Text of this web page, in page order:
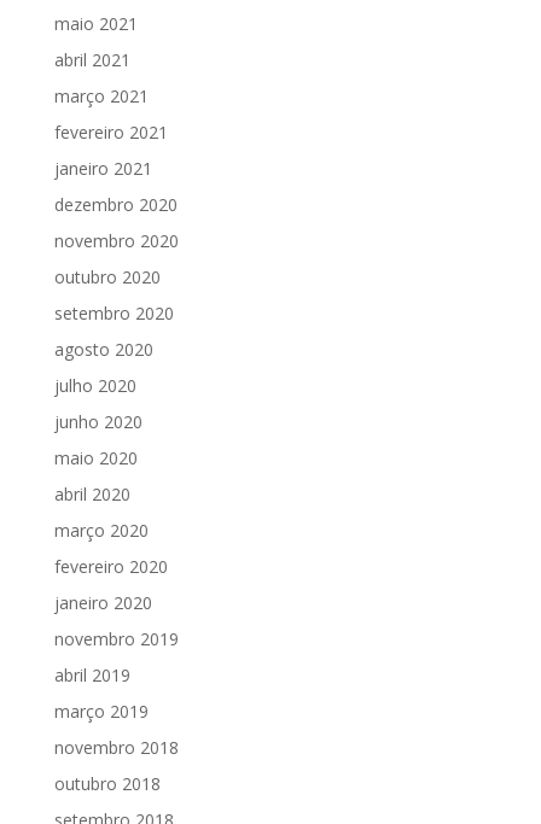
maio 2021
abril 2021
março 2021
fevereiro 2021
janeiro 2021
dezembro 2020
novembro 2020
outubro 2020
setembro 2020
agosto 2020
julho 2020
junho 2020
maio 2020
abril 2020
março 2020
fevereiro 2020
janeiro 2020
novembro 2019
abril 2019
março 2019
novembro 2018
outubro 2018
setembro 2018